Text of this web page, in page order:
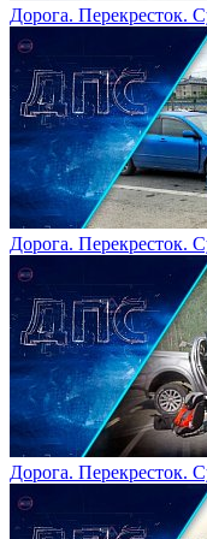
Дорога. Перекресток.
Дорога. Перекресток.
Дорога. Перекресток.